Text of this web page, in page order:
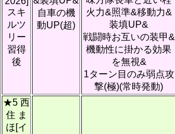
スキ
ルツ
リー
習得
後
自車の機
動UP(超)
火力&照準&移動力&
装填UP&
戦闘時お互いの装甲&
機動性に掛かる効果
を無視&
1ターン目のみ弱点攻
撃(極)(常時発動)
★5 西
住 ま
ほ[イ